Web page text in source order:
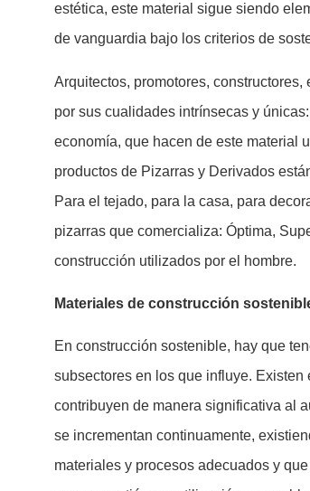
estética, este material sigue siendo
de vanguardia bajo los criterios de
Arquitectos, promotores,
por sus cualidades intrínsecas y
economía, que hacen de este material
productos de Pizarras y Derivados
Para el tejado, para la casa, para
pizarras que comercializa: Óptima,
construcción utilizados por el hombre.
Materiales de construcción
En construcción sostenible, hay que
subsectores en los que influye.
contribuyen de manera significativa al
se incrementan continuamente,
materiales y procesos adecuados y